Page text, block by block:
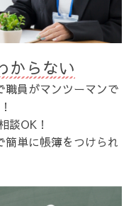
からない
職員がマンツーマンで
談OK！
単に帳簿をつけられ